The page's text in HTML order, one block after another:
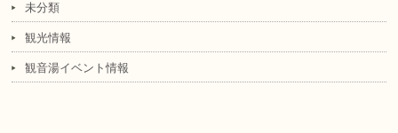
未分類
観光情報
観音湯イベント情報